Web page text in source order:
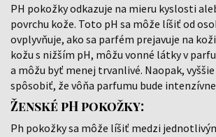
PH pokožky odkazuje na mieru kyslosti
povrchu kože. Toto pH sa môže líšiť od
ovplyvňuje, ako sa parfém prejavuje na
kožu s nižším pH, môžu vonné látky v
a môžu byť menej trvanlivé. Naopak,
spôsobiť, že vôňa parfumu bude
Ženské pH pokožky:
Ph pokožky sa môže líšiť medzi